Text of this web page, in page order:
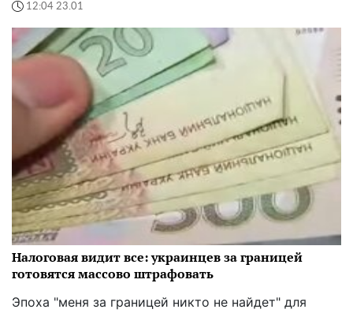
12:04 23.01
Налоговая видит все: украинцев за границей
готовятся массово штрафовать
Эпоха "меня за границей никто не найдет" для